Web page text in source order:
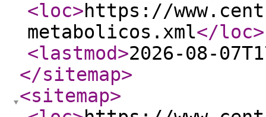
<loc>https://
metabolicos.xml</loc>
<lastmod>2026-08-
</sitemap>
<sitemap>